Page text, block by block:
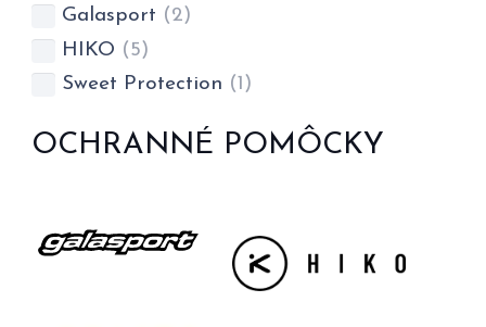
Galasport (2)
HIKO (5)
Sweet Protection (1)
OCHRANNÉ POMÔCKY